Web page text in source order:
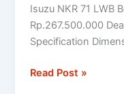
Isuzu NKR 71 LWB
Rp.267.500.000
Specification
LWB
Read Post »